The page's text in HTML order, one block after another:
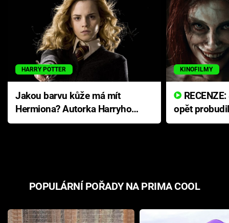
HARRY POTTER
Jakou barvu kůže má mít
Hermiona? Autorka Harryho
Pottera přišla s ráznou
KINOFILMY
opět
přichází s
POPULÁRNÍ POŘADY NA PRIMA COOL